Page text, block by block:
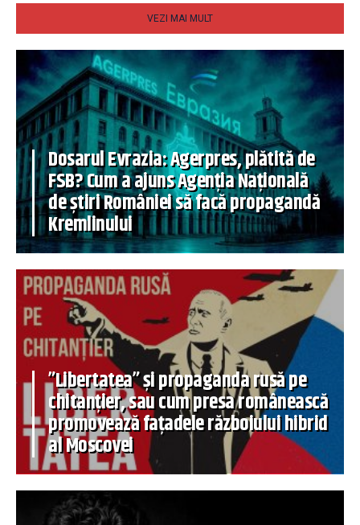
VEZI MAI MULT
Dosarul Evrazia: Agerpres, plătită de
FSB? Cum a ajuns Agenția Națională
de știri României să facă propagandă
Kremlinului
”Libertatea” și propaganda rusă pe
chitanțier, sau cum presa românească
promovează fațadele războiului hibrid
al Moscovei